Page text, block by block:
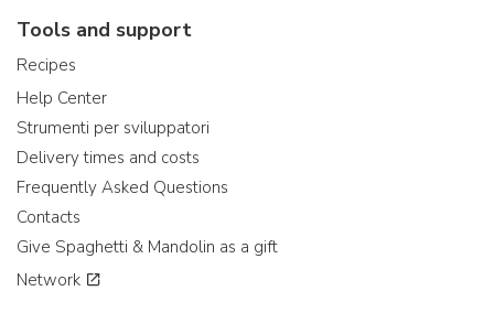
Tools and support
Recipes
Help Center
Strumenti per sviluppatori
Delivery times and costs
Frequently Asked Questions
Contacts
Give Spaghetti & Mandolin as a gift
Network